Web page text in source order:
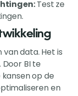
Test ze
data. Het is
BI te
op de
en